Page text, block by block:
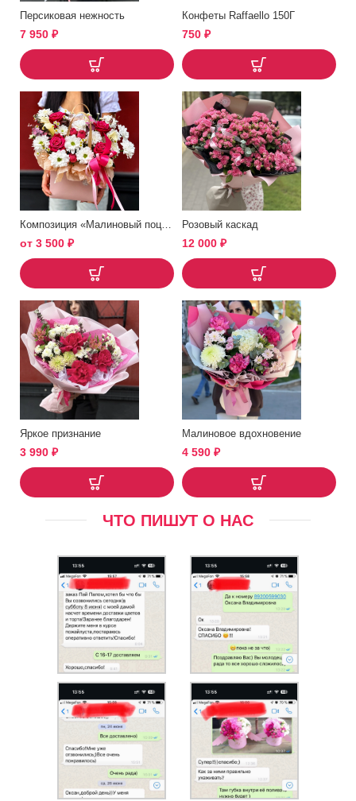
Персиковая нежность
7 950 ₽
Конфеты Raffaello 150Г
750 ₽
от 3 500 ₽
Розовый каскад
12 000 ₽
Яркое признание
3 990 ₽
Малиновое вдохновение
4 590 ₽
ЧТО ПИШУТ О НАС